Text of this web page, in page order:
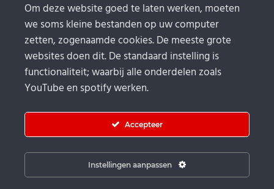
MAIL
Algemeen: info@baroeg.nl
Bands & boeking: leon@baroeg.nl
Promotie & publiciteit: francis@baroeg.nl
Om deze website goed te laten werken, moeten
we soms kleine bestanden op uw computer
zetten, zogenaamde cookies. De meeste grote
websites doen dit. De standaard instelling is
functionaliteit; waarbij alle onderdelen zoals
YouTube en spotify werken.
Accepteer
Instellingen aanpassen